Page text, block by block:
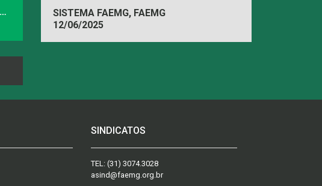
SISTEMA FAEMG, FAEMG
12/06/2025
SINDICATOS
TEL: (31) 3074.3028
asind@faemg.org.br